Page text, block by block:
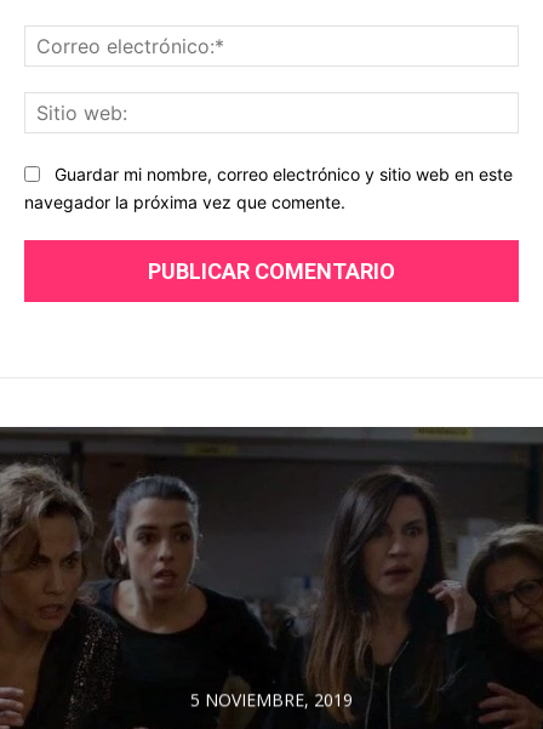
Guardar mi nombre, correo electrónico y sitio web en este
navegador la próxima vez que comente.